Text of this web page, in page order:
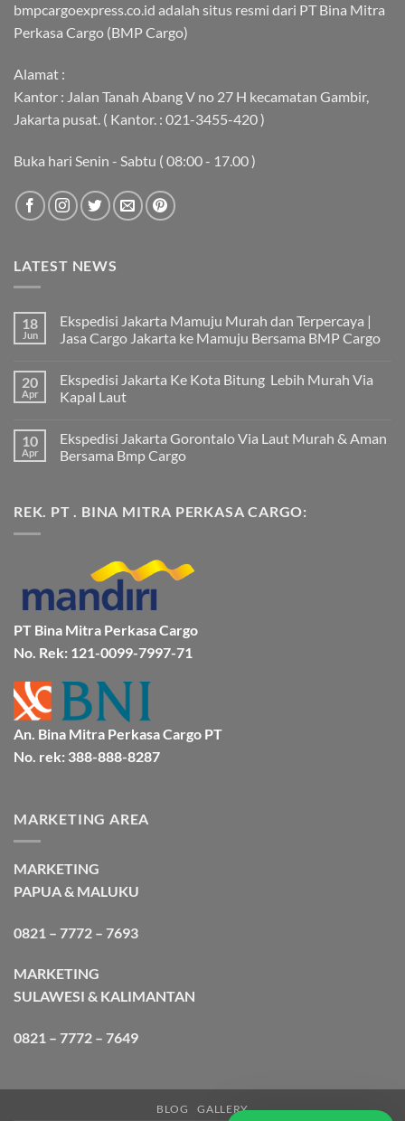
bmpcargoexpress.co.id adalah situs resmi dari PT Bina Mitra
Perkasa Cargo (BMP Cargo)
Alamat :
Kantor : Jalan Tanah Abang V no 27 H kecamatan Gambir,
Jakarta pusat. ( Kantor. : 021-3455-420 )
Buka hari Senin - Sabtu ( 08:00 - 17.00 )
LATEST NEWS
18
Jun
Ekspedisi Jakarta Mamuju Murah dan Terpercaya |
Jasa Cargo Jakarta ke Mamuju Bersama BMP Cargo
komentar
pada
Ekspedisi
Murah
dan
Terpercaya
Jakarta
ke
20
Apr
Ekspedisi Jakarta Ke Kota Bitung Lebih Murah Via
Kapal Laut
komentar
pada
Ekspedisi
Bitung
Lebih
10
Apr
Ekspedisi Jakarta Gorontalo Via Laut Murah & Aman
Bersama Bmp Cargo
pada
Ekspedisi
&
Aman
Bersama
Bmp
Cargo
REK. PT . BINA MITRA PERKASA CARGO:
PT Bina Mitra Perkasa Cargo
No. Rek: 121-0099-7997-71
An. Bina Mitra Perkasa Cargo PT
No. rek: 388-888-8287
MARKETING AREA
MARKETING
PAPUA & MALUKU
0821 – 7772 – 7693
MARKETING
SULAWESI & KALIMANTAN
0821 – 7772 – 7649
BLOG GALLERY